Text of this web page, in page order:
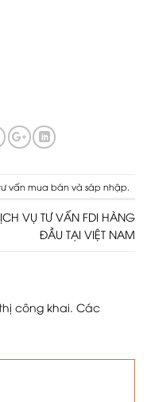
vấn mua bán và sáp nhập
VỤ TƯ VẤN FDI HÀNG
ĐẦU TẠI VIỆT NAM
công khai. Các